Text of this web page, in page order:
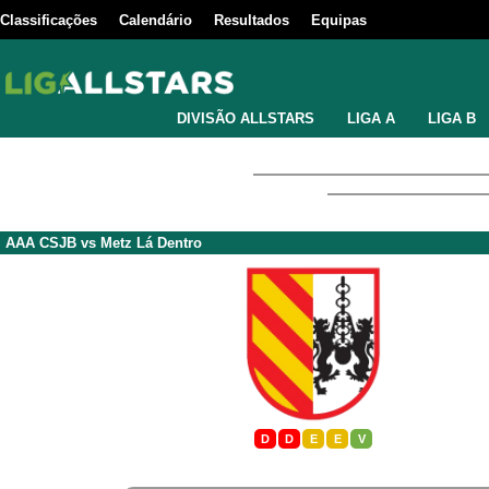
Classificações Calendário Resultados Equipas
DIVISÃO ALLSTARS LIGA A LIGA B
AAA CSJB vs Metz Lá Dentro
D D E E V